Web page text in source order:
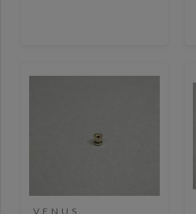
VENUS